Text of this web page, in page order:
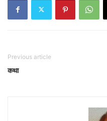
Previous article
कथा